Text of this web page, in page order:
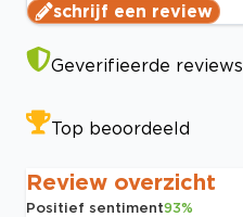
schrijf een review
Geverifieerde reviews
Top beoordeeld
Review overzicht
Positief sentiment93%